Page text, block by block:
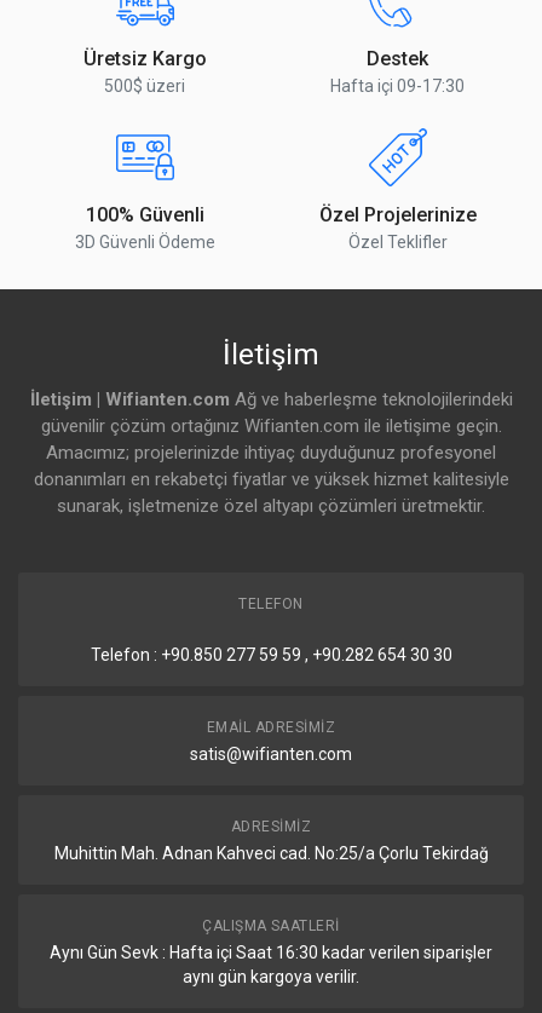
Üretsiz Kargo
500$ üzeri
Destek
Hafta içi 09-17:30
100% Güvenli
3D Güvenli Ödeme
Özel Projelerinize
Özel Teklifler
İletişim
İletişim | Wifianten.com Ağ ve haberleşme teknolojilerindeki
güvenilir çözüm ortağınız Wifianten.com ile iletişime geçin.
Amacımız; projelerinizde ihtiyaç duyduğunuz profesyonel
donanımları en rekabetçi fiyatlar ve yüksek hizmet kalitesiyle
sunarak, işletmenize özel altyapı çözümleri üretmektir.
TELEFON
Telefon : +90.850 277 59 59 , +90.282 654 30 30
EMAIL ADRESIMIZ
satis@wifianten.com
ADRESIMIZ
Muhittin Mah. Adnan Kahveci cad. No:25/a Çorlu Tekirdağ
ÇALIŞMA SAATLERI
Aynı Gün Sevk : Hafta içi Saat 16:30 kadar verilen siparişler
aynı gün kargoya verilir.